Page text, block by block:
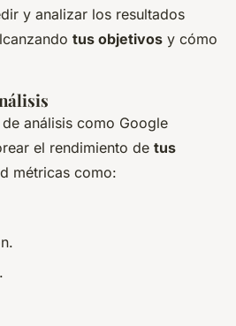
y analizar los resultados
tus objetivos y cómo
análisis como Google
el rendimiento de tus
métricas como: